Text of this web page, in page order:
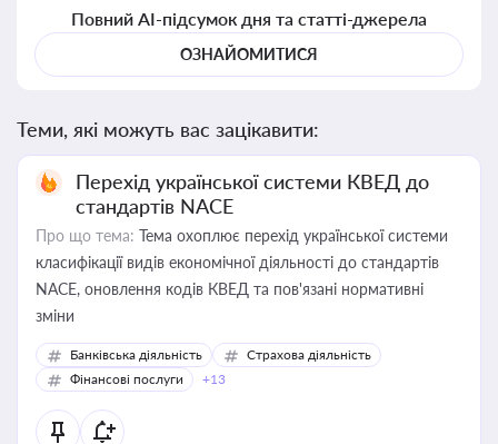
Повний AI-підсумок дня та статті-джерела
ОЗНАЙОМИТИСЯ
Теми, які можуть вас зацікавити:
Перехід української системи КВЕД до
стандартів NACE
Про що тема: Тема охоплює перехід української системи
класифікації видів економічної діяльності до стандартів
NACE, оновлення кодів КВЕД та пов'язані нормативні
зміни
Банківська діяльність
Страхова діяльність
Фінансові послуги
+13